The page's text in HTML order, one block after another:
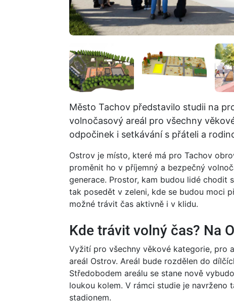
Město Tachov představilo studii na
volnočasový areál pro všechny
odpočinek i setkávání s přáteli a
Ostrov je místo, které má pro Tachov
proměnit ho v příjemný a bezpečný
generace. Prostor, kam budou lidé chodit
tak posedět v zeleni, kde se budou moci
možné trávit čas aktivně i v klidu.
Kde trávit volný čas? Na
Vyžití pro všechny věkové kategorie, pro
areál Ostrov. Areál bude rozdělen do
Středobodem areálu se stane nově
loukou kolem. V rámci studie je
stadionem.